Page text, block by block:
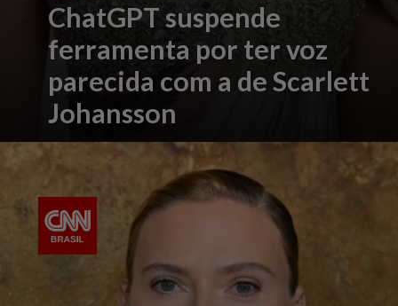
ChatGPT suspende
ferramenta por ter voz
parecida com a de Scarlett
Johansson